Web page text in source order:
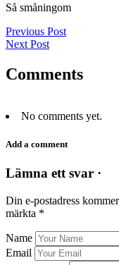
Så småningom
Previous Post
Next Post
Comments
No comments yet.
Add a comment
Lämna ett svar ·
Din e-postadress
märkta *
Name
Email